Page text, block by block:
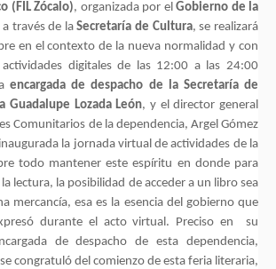
(FIL Zócalo), organizada por elGobierno de la
a través de laSecretaría de Cultura, se realizará
en el contexto de la nueva normalidad y con
digitales de las 12:00 a las 24:00
encargada de despacho de la Secretaría de
Guadalupe Lozada León, y el director general
Comunitarios de la dependencia, Argel Gómez
la jornada virtual de actividades de la
todo mantener este espíritu en donde para
lectura, la posibilidad de acceder a un libro sea
mercancía, esa es la esencia del gobierno que
durante el acto virtual. Preciso en su
de despacho de esta dependencia,
congratuló del comienzo de esta feria literaria,